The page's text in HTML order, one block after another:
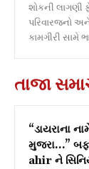
શોકની
પરિવારજનો
કામગીરી સામે
તાજા
“ડાયરાના
મુજરા…”
ahir ને